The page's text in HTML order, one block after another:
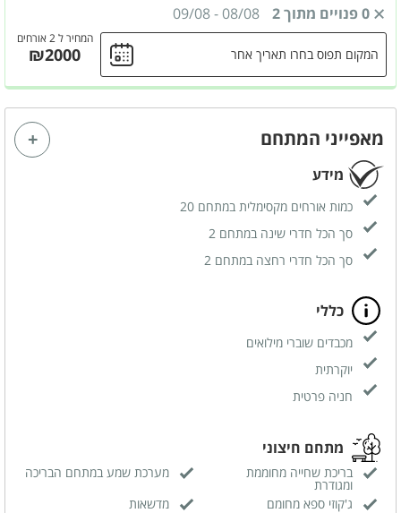
המחיר ל 2 אורחים
0 פנויים מתוך 2 08/08
-
09/08
₪2000 המקום תפוס בחרו תאריך אחר
מאפייני המתחם
מידע
כמות אורחים מקסימלית במתחם 20
סך הכל חדרי שינה במתחם 2
סך הכל חדרי רחצה במתחם 2
כללי
מכבדים שוברי מילואים
יוקרתית
חניה פרטית
מתחם חיצוני
בריכת שחייה מחוממת
ומגודרת
מערכת שמע במתחם הבריכה
ג'קוזי ספא מחומם
מדשאות